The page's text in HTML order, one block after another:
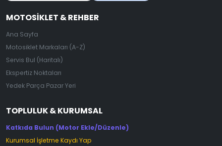
MOTOSIKLET & REHBER
Ana Sayfa
Motosiklet Markaları (A-Z)
Servis Bul (Haritalı)
Ekspertiz Noktaları
Yedek Parça Pazar Yeri
TOPLULUK & KURUMSAL
Katkıda Bulun (Motor Ekle/Düzenle)
Kurumsal İşletme Kaydı Yap